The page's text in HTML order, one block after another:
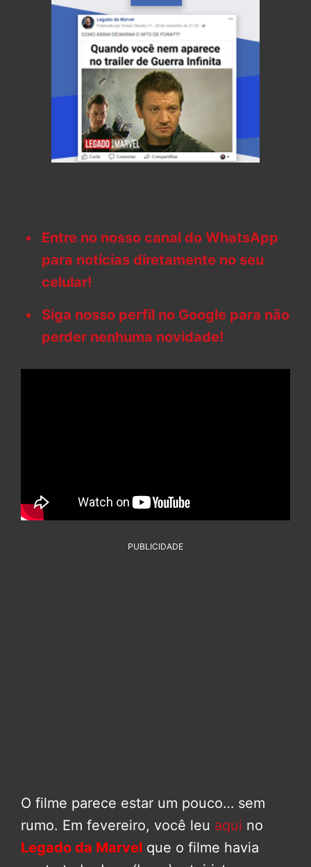
Entre no nosso canal do WhatsApp
para notícias diretamente no seu
celular!
Siga nosso perfil no Google para não
perder nenhuma novidade!
PUBLICIDADE
O filme parece estar um pouco… sem
rumo. Em fevereiro, você leu aqui no
Legado da Marvel que o filme havia